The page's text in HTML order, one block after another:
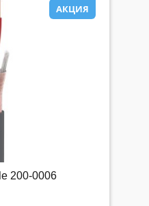
АКЦИЯ
200-0006